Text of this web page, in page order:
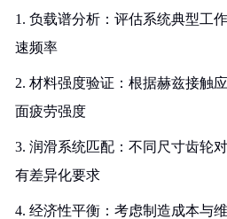
1. 负载谱分析：评估系统典型工
速频率
2. 材料强度验证：根据赫兹接触
面疲劳强度
3. 润滑系统匹配：不同尺寸齿轮
有差异化要求
4. 经济性平衡：考虑制造成本与